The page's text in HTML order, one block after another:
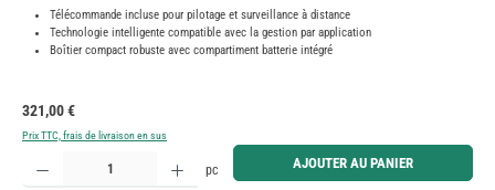
Télécommande incluse pour pilotage et surveillance à distance
Technologie intelligente compatible avec la gestion par application
Boîtier compact robuste avec compartiment batterie intégré
Prix régulier :
321,00 €
Prix TTC, frais de livraison en sus
Quantité de produit : Entrez la quantité souhaitée ou utilisez les boutons pour augmenter ou
pc AJOUTER AU PANIER